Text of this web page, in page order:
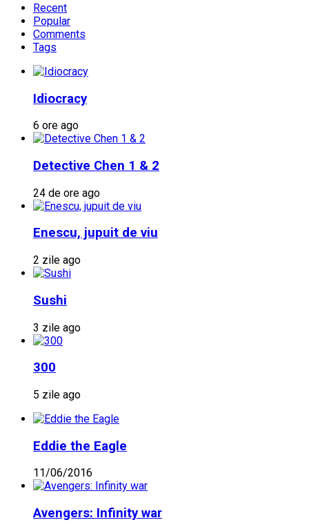
Recent
Popular
Comments
Tags
Idiocracy
6 ore ago
Detective Chen 1 & 2
24 de ore ago
Enescu, jupuit de viu
2 zile ago
Sushi
3 zile ago
300
5 zile ago
Eddie the Eagle
11/06/2016
Avengers: Infinity war